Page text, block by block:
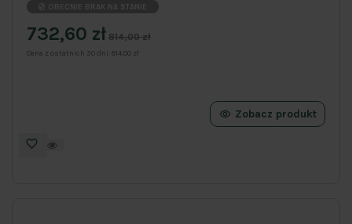
OBECNIE BRAK NA STANIE
732,60 zł 814,00 zł
Cena z ostatnich 30 dni:814,00 zł
Zobacz produkt